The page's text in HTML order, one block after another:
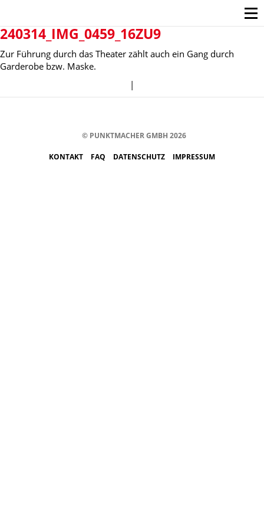
240314_IMG_0459_16ZU9
Zur Führung durch das Theater zählt auch ein Gang durch
Garderobe bzw. Maske.
|
© PUNKTMACHER GMBH 2026
KONTAKT FAQ DATENSCHUTZ IMPRESSUM